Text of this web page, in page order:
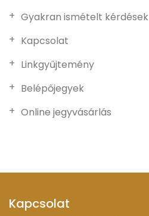
Gyakran ismételt kérdések
Kapcsolat
Linkgyűjtemény
Belépőjegyek
Online jegyvásárlás
Kapcsolat